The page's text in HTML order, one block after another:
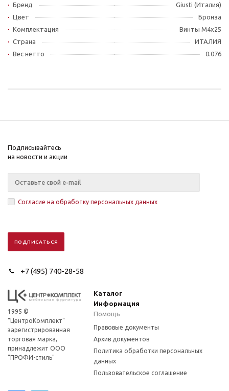
Бренд
Giusti (Италия)
Цвет
Бронза
Комплектация
Винты M4x25
Страна
ИТАЛИЯ
Вес нетто
0.076
Подписывайтесь
на новости и акции
Согласие на обработку персональных данных
+7 (495) 740-28-58
1995 ©
"ЦентроКомплект"
зарегистрированная
торговая марка,
принадлежит ООО
"ПРОФИ-стиль"
Каталог
Информация
Помощь
Правовые документы
Архив документов
Политика обработки персональных
данных
Пользовательское соглашение